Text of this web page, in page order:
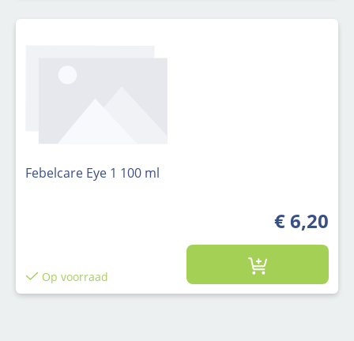
Febelcare Eye 1 100 ml
€ 6,20
Op voorraad